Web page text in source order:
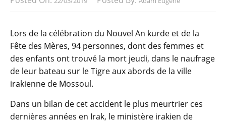
Lors de la célébration du Nouvel An kurde et de la
Fête des Mères, 94 personnes, dont des femmes et
des enfants ont trouvé la mort jeudi, dans le naufrage
de leur bateau sur le Tigre aux abords de la ville
irakienne de Mossoul.
Dans un bilan de cet accident le plus meurtrier ces
dernières années en Irak, le ministère irakien de